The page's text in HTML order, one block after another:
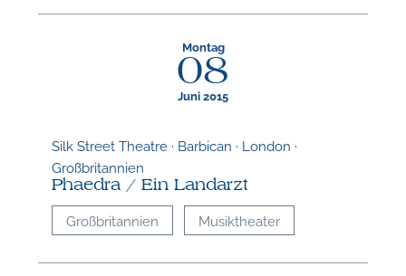
Montag
08
Juni 2015
Silk Street Theatre · Barbican · London ·
Großbritannien
Phaedra / Ein Landarzt
Großbritannien Musiktheater